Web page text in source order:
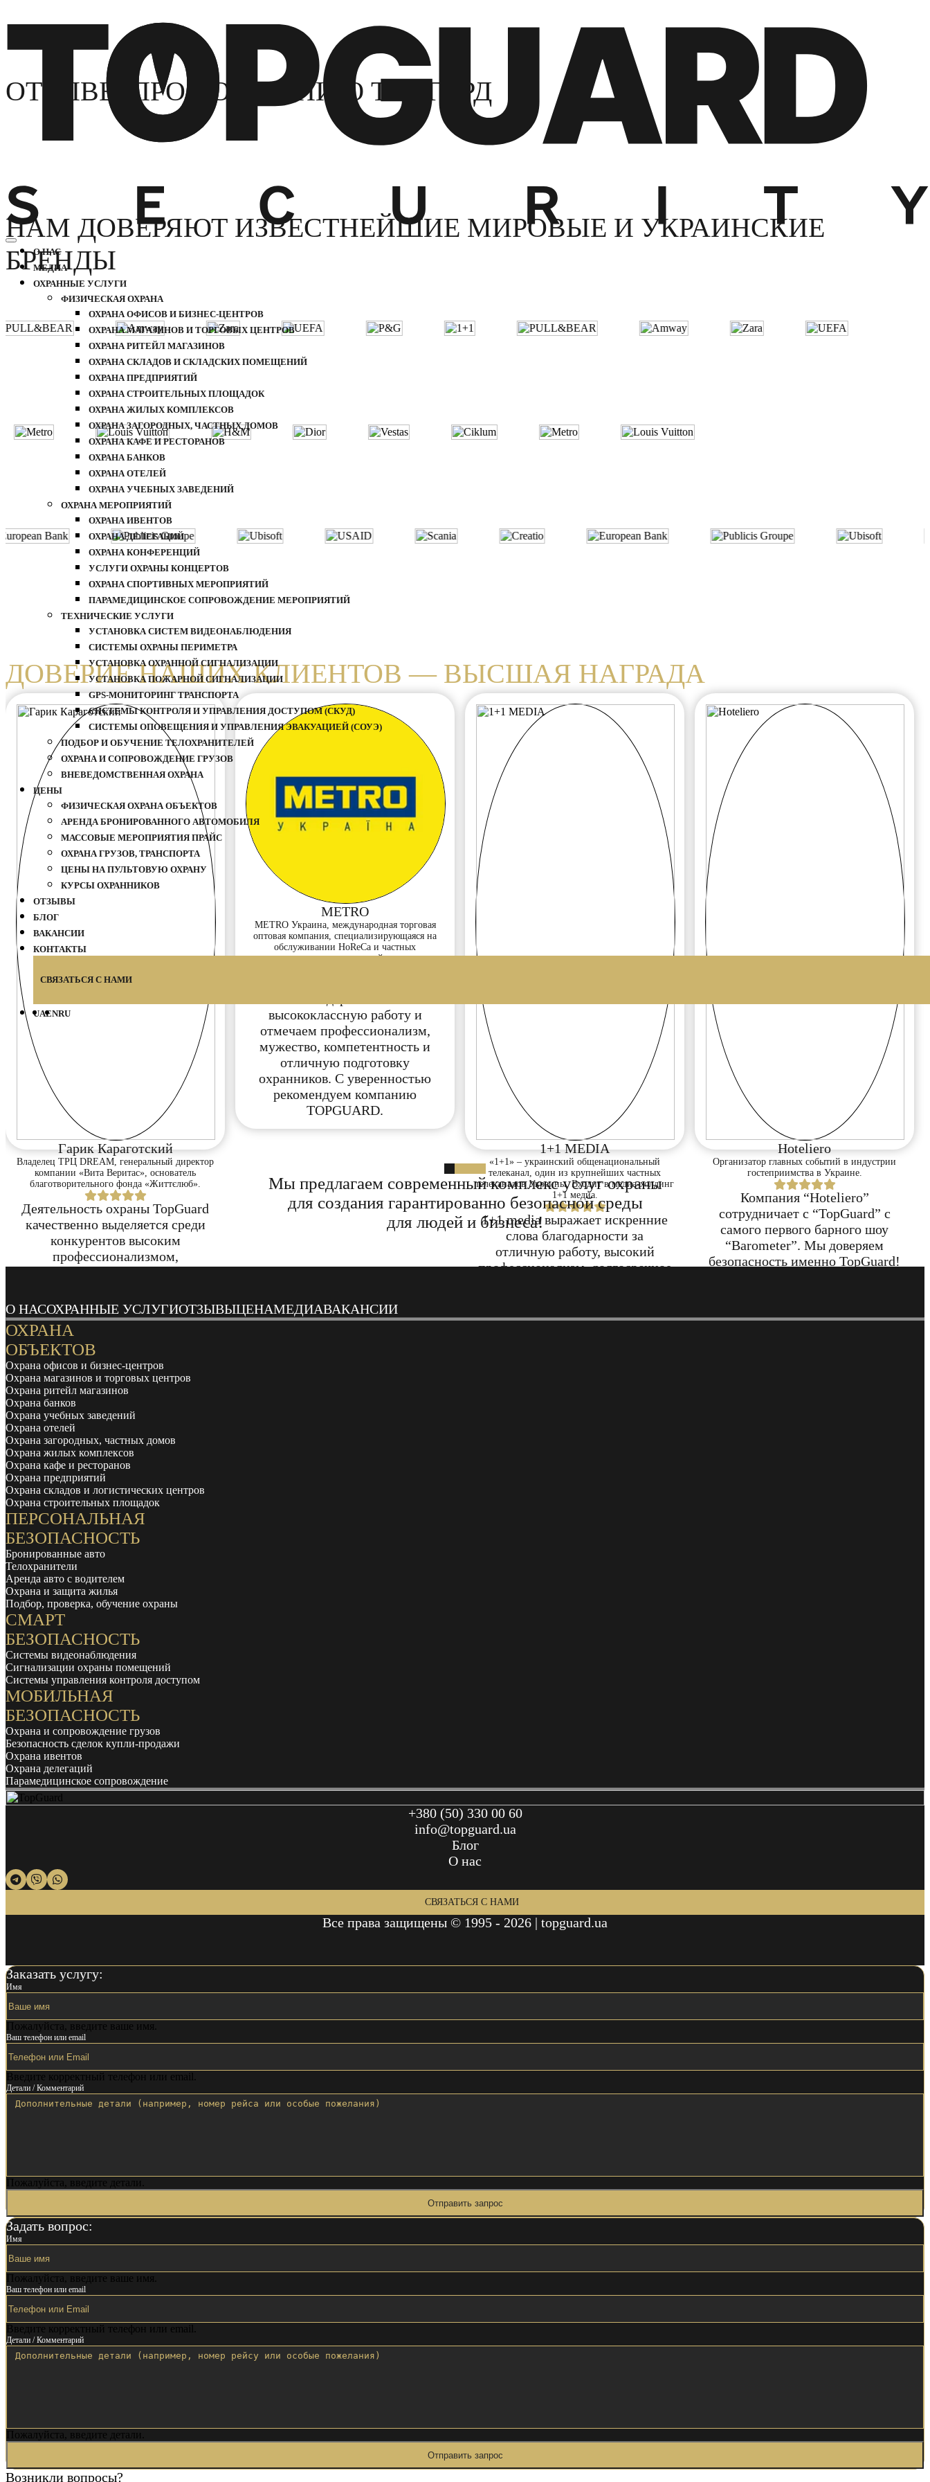
О НАС
МЕДИА
ОХРАННЫЕ УСЛУГИ
ФИЗИЧЕСКАЯ ОХРАНА
ОХРАНА ОФИСОВ И БИЗНЕС-ЦЕНТРОВ
ОХРАНА МАГАЗИНОВ И ТОРГОВЫХ ЦЕНТРОВ
ОХРАНА РИТЕЙЛ МАГАЗИНОВ
ОХРАНА СКЛАДОВ И СКЛАДСКИХ ПОМЕЩЕНИЙ
ОХРАНА ПРЕДПРИЯТИЙ
ОХРАНА СТРОИТЕЛЬНЫХ ПЛОЩАДОК
ОХРАНА ЖИЛЫХ КОМПЛЕКСОВ
ОХРАНА ЗАГОРОДНЫХ, ЧАСТНЫХ ДОМОВ
ОХРАНА КАФЕ И РЕСТОРАНОВ
ОХРАНА БАНКОВ
ОХРАНА ОТЕЛЕЙ
ОХРАНА УЧЕБНЫХ ЗАВЕДЕНИЙ
ОХРАНА МЕРОПРИЯТИЙ
ОХРАНА ИВЕНТОВ
ОХРАНА ДЕЛЕГАЦИЙ
ОХРАНА КОНФЕРЕНЦИЙ
УСЛУГИ ОХРАНЫ КОНЦЕРТОВ
ОХРАНА СПОРТИВНЫХ МЕРОПРИЯТИЙ
ПАРАМЕДИЦИНСКОЕ СОПРОВОЖДЕНИЕ МЕРОПРИЯТИЙ
ТЕХНИЧЕСКИЕ УСЛУГИ
УСТАНОВКА СИСТЕМ ВИДЕОНАБЛЮДЕНИЯ
СИСТЕМЫ ОХРАНЫ ПЕРИМЕТРА
УСТАНОВКА ОХРАННОЙ СИГНАЛИЗАЦИИ
УСТАНОВКА ПОЖАРНОЙ СИГНАЛИЗАЦИИ
GPS-МОНИТОРИНГ ТРАНСПОРТА
СИСТЕМЫ КОНТРОЛЯ И УПРАВЛЕНИЯ ДОСТУПОМ (СКУД)
СИСТЕМЫ ОПОВЕЩЕНИЯ И УПРАВЛЕНИЯ ЭВАКУАЦИЕЙ (СОУЭ)
ПОДБОР И ОБУЧЕНИЕ ТЕЛОХРАНИТЕЛЕЙ
ОХРАНА И СОПРОВОЖДЕНИЕ ГРУЗОВ
ВНЕВЕДОМСТВЕННАЯ ОХРАНА
ЦЕНЫ
ФИЗИЧЕСКАЯ ОХРАНА ОБЪЕКТОВ
АРЕНДА БРОНИРОВАННОГО АВТОМОБИЛЯ
МАССОВЫЕ МЕРОПРИЯТИЯ ПРАЙС
ОХРАНА ГРУЗОВ, ТРАНСПОРТА
ЦЕНЫ НА ПУЛЬТОВУЮ ОХРАНУ
КУРСЫ ОХРАННИКОВ
ОТЗЫВЫ
БЛОГ
ВАКАНСИИ
КОНТАКТЫ
СВЯЗАТЬСЯ С НАМИ
UAENRU
ОТЗЫВЫ ПРО КОМПАНИЮ ТОПГАРД
НАМ ДОВЕРЯЮТ ИЗВЕСТНЕЙШИЕ МИРОВЫЕ И УКРАИНСКИЕ
БРЕНДЫ
ДОВЕРИЕ НАШИХ КЛИЕНТОВ — ВЫСШАЯ НАГРАДА
Гарик Караготский
Владелец ТРЦ DREAM, генеральный директор
компании «Вита Веритас», основатель
благотворительного фонда «Життєлюб».
Деятельность охраны TopGuard
качественно выделяется среди
конкурентов высоким
профессионализмом,
стабильностью в работе.
METRO
METRO Украина, международная торговая
оптовая компания, специализирующаяся на
обслуживании HoReCa и частных
предпринимателей.
высококлассную работу и
отмечаем профессионализм,
мужество, компетентность и
отличную подготовку
охранников. С уверенностью
рекомендуем компанию
TOPGUARD.
1+1 MEDIA
«1+1» – украинский общенациональный
телеканал, один из крупнейших частных
телеканалов Украины. Входит в медиа-холдинг
1+1 медиа.
1+1 media выражает искренние
слова благодарности за
отличную работу, высокий
профессионализм, долгосрочное
Hoteliero
Организатор главных событий в индустрии
гостеприимства в Украине.
Компания “Hoteliero”
сотрудничает с “TopGuard” с
самого первого барного шоу
“Barometer”. Мы доверяем
безопасность именно TopGuard!
Мы предлагаем современный комплекс услуг охраны
для создания гарантированно безопасной среды
для людей и бизнеса!
О НАСОХРАННЫЕ УСЛУГИОТЗЫВЫЦЕНАМЕДИАВАКАНСИИ
ОХРАНА
ОБЪЕКТОВ
Охрана офисов и бизнес-центров
Охрана магазинов и торговых центров
Охрана ритейл магазинов
Охрана банков
Охрана учебных заведений
Охрана отелей
Охрана загородных, частных домов
Охрана жилых комплексов
Охрана кафе и ресторанов
Охрана предприятий
Охрана складов и логистических центров
Охрана строительных площадок
ПЕРСОНАЛЬНАЯ
БЕЗОПАСНОСТЬ
Бронированные авто
Телохранители
Аренда авто с водителем
Охрана и защита жилья
Подбор, проверка, обучение охраны
СМАРТ
БЕЗОПАСНОСТЬ
Системы видеонаблюдения
Сигнализации охраны помещений
Системы управления контроля доступом
МОБИЛЬНАЯ
БЕЗОПАСНОСТЬ
Охрана и сопровождение грузов
Безопасность сделок купли-продажи
Охрана ивентов
Охрана делегаций
Парамедицинское сопровождение
+380 (50) 330 00 60
info@topguard.ua
Блог
О нас
СВЯЗАТЬСЯ С НАМИ
Все права защищены © 1995 - 2026 | topguard.ua
Заказать услугу:
Имя
Пожалуйста, введите ваше имя.
Ваш телефон или email
Введите корректный телефон или email.
Детали / Комментарий
Пожалуйста, введите детали.
Отправить запрос
Задать вопрос:
Имя
Пожалуйста, введите ваше имя.
Ваш телефон или email
Введите корректный телефон или email.
Детали / Комментарий
Пожалуйста, введите детали.
Отправить запрос
Возникли вопросы?